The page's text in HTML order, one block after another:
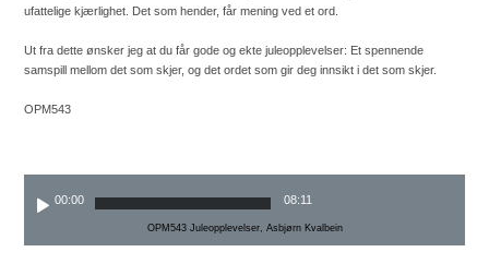
ufattelige kjærlighet. Det som hender, får mening ved et ord.
Ut fra dette ønsker jeg at du får gode og ekte juleopplevelser: Et spennende
samspill mellom det som skjer, og det ordet som gir deg innsikt i det som skjer.
OPM543
00:00 08:11
OPM543 Juleopplevelser, Asbjørn Kvalbein